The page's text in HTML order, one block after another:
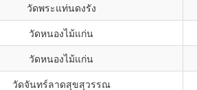
วัดพระแท่นดงรัง
วัดหนองไม้แก่น
วัดหนองไม้แก่น
วัดจันทร์ลาดสุขสุวรรณ